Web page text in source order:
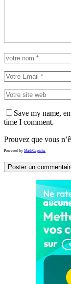
Save my name,
time I comment.
Prouvez que vous
Powered by MathCaptcha